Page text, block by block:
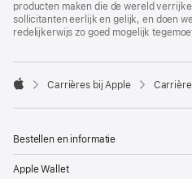
producten maken die de wereld
sollicitanten eerlijk en gelijk, en doen
redelijkerwijs zo goed mogelijk

Carrières bij Apple
Bestellen en informatie
Apple Wallet